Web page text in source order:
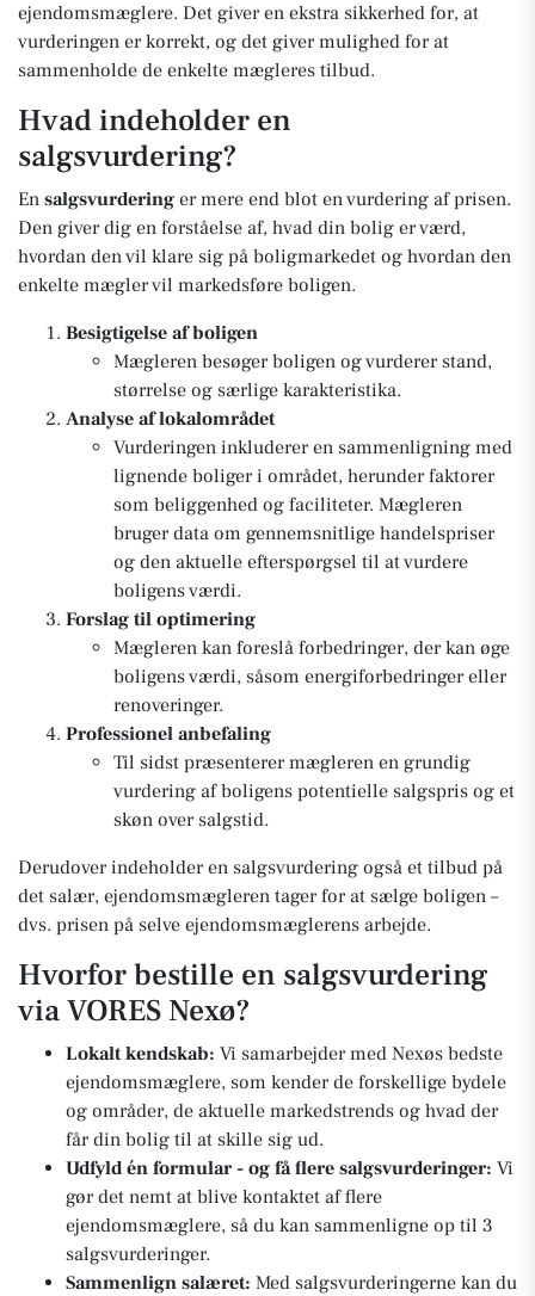
ejendomsmæglere. Det giver en ekstra sikkerhed for, at
vurderingen er korrekt, og det giver mulighed for at
sammenholde de enkelte mægleres tilbud.
Hvad indeholder en
salgsvurdering?
En salgsvurdering er mere end blot en vurdering af prisen.
Den giver dig en forståelse af, hvad din bolig er værd,
hvordan den vil klare sig på boligmarkedet og hvordan den
enkelte mægler vil markedsføre boligen.
Besigtigelse af boligen
Mægleren besøger boligen og vurderer stand,
størrelse og særlige karakteristika.
Analyse af lokalområdet
Vurderingen inkluderer en sammenligning med
lignende boliger i området, herunder faktorer
som beliggenhed og faciliteter. Mægleren
bruger data om gennemsnitlige handelspriser
og den aktuelle efterspørgsel til at vurdere
boligens værdi.
Forslag til optimering
Mægleren kan foreslå forbedringer, der kan øge
boligens værdi, såsom energiforbedringer eller
renoveringer.
Professionel anbefaling
Til sidst præsenterer mægleren en grundig
vurdering af boligens potentielle salgspris og et
skøn over salgstid.
Derudover indeholder en salgsvurdering også et tilbud på
det salær, ejendomsmægleren tager for at sælge boligen –
dvs. prisen på selve ejendomsmæglerens arbejde.
Hvorfor bestille en salgsvurdering
via VORES Nexø?
Lokalt kendskab: Vi samarbejder med Nexøs bedste
ejendomsmæglere, som kender de forskellige bydele
og områder, de aktuelle markedstrends og hvad der
får din bolig til at skille sig ud.
Udfyld én formular - og få flere salgsvurderinger: Vi
gør det nemt at blive kontaktet af flere
ejendomsmæglere, så du kan sammenligne op til 3
salgsvurderinger.
Sammenlign salæret: Med salgsvurderingerne kan du